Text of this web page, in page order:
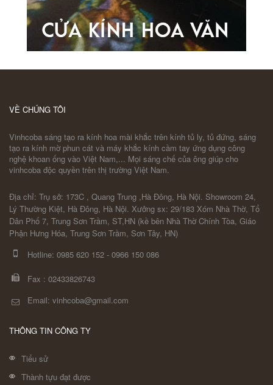
VỀ CHÚNG TÔI
Vinhcoba sáng tạo ra kính hoa mài khắc trên kính tủ ly, tủ đứng, sáng
tạo ra kính mờ phun cát và máy khắc kính cầm tay ứng dụng công
nghệ khoan ống vào Việt Nam,... Mọi sáng chế của ông giúp cho
vinhcoba độc quyền trên thị trường Việt Nam.
Địa chỉ: Trụ sở: 173C , Quang Trung ,Hà Đông, Hà Nội. Showroom 24,
Lý Thường Kiệt, Hà Đông, Hà Nội. Xưởng sx: 29/183 Xóm Nhà Thờ, Tổ
Dân Phố 7, Trung Sơn Trầm, ST,HN (kề bên Nhà Thờ Chính Tòa, Giáo
Phận Hưng Hóa, Trung Sơn Trầm, Sơn Tây, HN)
Hotline: 0985 620 152 - 0966 150 086
Fax : 02433826743
Email: vinhcoba@gmail.com
THÔNG TIN CÔNG TY
Tiểu sử
Thành tựu đạt được